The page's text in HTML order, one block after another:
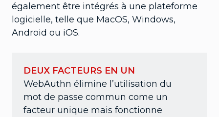
également être intégrés à une plateforme
logicielle, telle que MacOS, Windows,
Android ou iOS.
DEUX FACTEURS EN UN
WebAuthn élimine l’utilisation du
mot de passe commun come un
facteur unique mais fonctionne